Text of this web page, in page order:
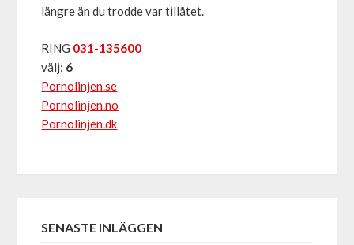
längre än du trodde var tillåtet.
RING 031-135600
välj: 6
Pornolinjen.se
Pornolinjen.no
Pornolinjen.dk
SENASTE INLÄGGEN